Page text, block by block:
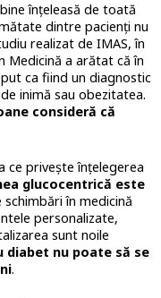
înțeleasă de toată
dintre pacienți nu
realizat de IMAS, în
Medicină a arătat că în
ca fiind un diagnostic
inimă sau obezitatea.
consideră că
ce privește înțelegerea
glucocentrică este
în medicină
personalizate,
sunt noile
diabet nu poate să se
.